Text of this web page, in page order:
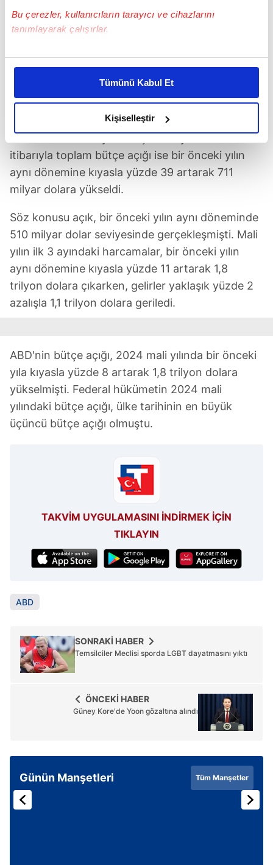
Bu çerezler, kullanıcıların tarayıcı ve cihazlarını
tanımlayarak çalışırlar.
Bu çerezlere izin vermeniz halinde sizlere özel
daha iyi reklam deneyimi yaşatabiliriz. Bunu yaparken
amacımızın size daha iyi bir reklam deneyimi sunmak
olduğunu ve sizlere en iyi içerikleri sunabilmek adına
elimizden gelen çabayı gösterdiğimizi ve bu noktada,
reklamların maliyetlerimizi karşılamak noktasında tek gelir
kalemimiz olduğunu sizlere hatırlatmak isteriz.
Her halükârda, kullanıcılar, bu çerezlere izin vermedikleri
gösterilmeyecektir."
Sizlere daha iyi bir hizmet sunabilmek için İnternet
Sitemizde kendimize ve üçüncü kişilere ait çerezler
kullanılmaktadır. Bu çerezler vasıtasıyla çeşitli kişisel
verileriniz işlenmekte olup gerekli olan çerezler bilgi
toplumu hizmetlerinin sunulması amacıyla
reklam/pazarlama faaliyetlerinin yapılması, amaçlarıyla
sınırlı olarak açık rızanız dahilinde kullanılacaktır.
Çerezlere ilişkin tercihlerinizi aşağıda yer alan panel
vasıtasıyla belirleyebilirsiniz. Çerezlere ilişkin detaylı bilgi
için Ayarlar butonuna tıklayabilir,Çerez Bilgilendirme
6698 sayılı Kişisel Verilerin Korunması Kanunu uyarınca
hazırlanmış Aydınlatma Metnimizi okumak ve sitemizde
ilgili mevzuata uygun olarak kullanılan çerezlerle ilgili bilgi
almak için lütfen tıklayınız .
Tümünü Kabul Et
Kişiselleştir
ABD bütçesi Aralık 2024'te 87 milyar dolar açık verdi.
(Takvim.com.tr foto arşiv)
ÜÇ AYLIK BÜTÇE AÇIĞINDA YÜZDE 39'LUK
itibarıyla toplam bütçe açığı ise bir önceki yılın
aynı dönemine kıyasla yüzde 39 artarak 711
milyar dolara yükseldi.
Söz konusu açık, bir önceki yılın aynı döneminde
510 milyar dolar seviyesinde gerçekleşmişti. Mali
yılın ilk 3 ayındaki harcamalar, bir önceki yılın
aynı dönemine kıyasla yüzde 11 artarak 1,8
trilyon dolara çıkarken, gelirler yaklaşık yüzde 2
azalışla 1,1 trilyon dolara geriledi.
ABD'nin bütçe açığı, 2024 mali yılında bir önceki
yıla kıyasla yüzde 8 artarak 1,8 trilyon dolara
yükselmişti. Federal hükümetin 2024 mali
yılındaki bütçe açığı, ülke tarihinin en büyük
üçüncü bütçe açığı olmuştu.
TAKVİM UYGULAMASINI İNDİRMEK İÇİN
TIKLAYIN
ABD
SONRAKİ HABER
Temsilciler Meclisi sporda LGBT dayatmasını yıktı
ÖNCEKİ HABER
Güney Kore'de Yoon gözaltına alındı
Günün Manşetleri Tüm Manşetler